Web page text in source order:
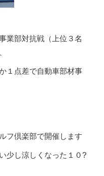
業部対抗戦（上位３名
１点差で自動車部材事
フ倶楽部で開催します
少し涼しくなった１０?